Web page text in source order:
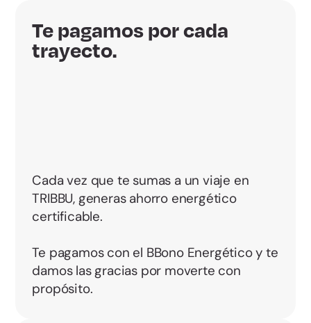
Te pagamos por cada
trayecto.
Cada vez que te sumas a un viaje en
TRIBBU, generas ahorro energético
certificable.
Te pagamos con el BBono Energético y te
damos las gracias por moverte con
propósito.